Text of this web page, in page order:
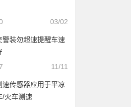
03/02
警装勿超速提醒车速
11/11
速传感器应用于平凉
/火车测速